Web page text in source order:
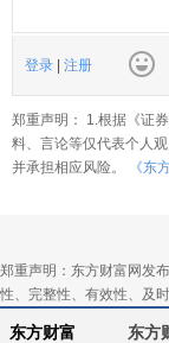
登录 注册
郑重声明： 1.根据《证
料、言论等仅代表个人
并承担相应风险。
《东
郑重声明：东方财富网发
性、完整性、有效性、及
东方财富 东方